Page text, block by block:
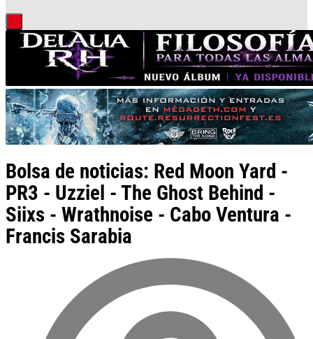
Bolsa de noticias: Red Moon Yard -
PR3 - Uzziel - The Ghost Behind -
Siixs - Wrathnoise - Cabo Ventura -
Francis Sarabia